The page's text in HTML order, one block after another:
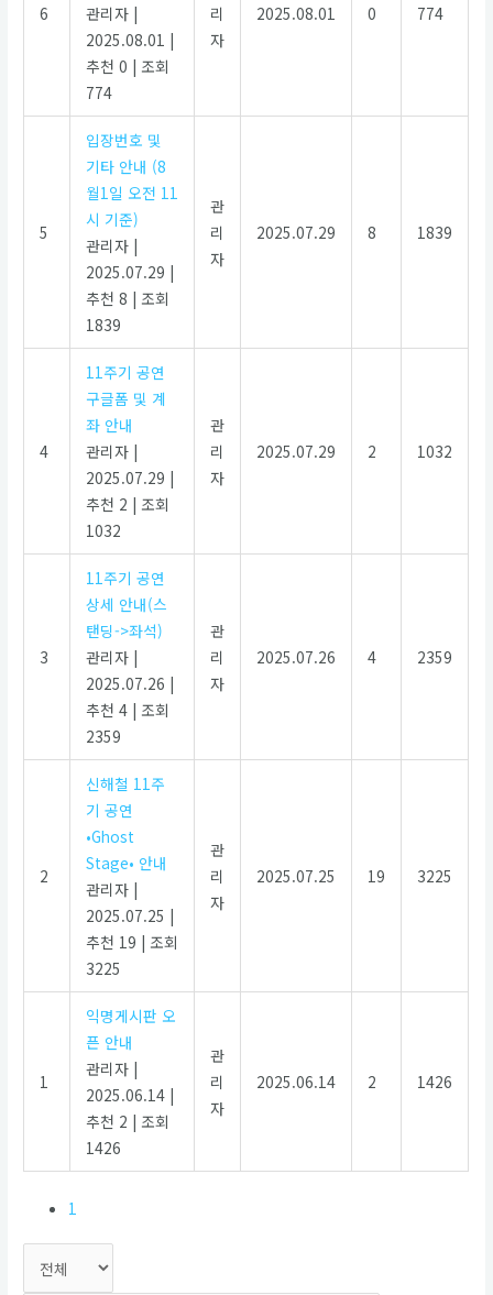
6
관리자 |
2025.08.01 |
추천 0 | 조회
774
리
자
2025.08.01 0 774
5
입장번호 및
기타 안내 (8
월1일 오전 11
시 기준)
관리자 |
2025.07.29 |
추천 8 | 조회
1839
관
리
자
2025.07.29 8 1839
4
11주기 공연
구글폼 및 계
좌 안내
관리자 |
2025.07.29 |
추천 2 | 조회
1032
관
리
자
2025.07.29 2 1032
3
11주기 공연
상세 안내(스
탠딩->좌석)
관리자 |
2025.07.26 |
추천 4 | 조회
2359
관
리
자
2025.07.26 4 2359
2
신해철 11주
기 공연
•Ghost
Stage• 안내
관리자 |
2025.07.25 |
추천 19 | 조회
3225
관
리
자
2025.07.25 19 3225
1
익명게시판 오
픈 안내
관리자 |
2025.06.14 |
추천 2 | 조회
1426
관
리
자
2025.06.14 2 1426
1